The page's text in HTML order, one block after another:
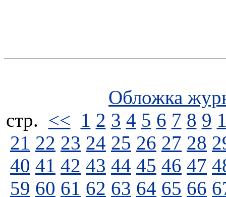
Обложка
стp. << 1 2 3 4 5 6 7 8 9
21 22 23 24 25 26 27 28
40 41 42 43 44 45 46 47
59 60 61 62 63 64 65 66